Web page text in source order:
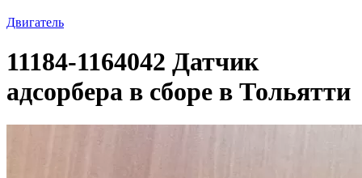
Двигатель
11184-1164042 Датчик
адсорбера в сборе в Тольятти